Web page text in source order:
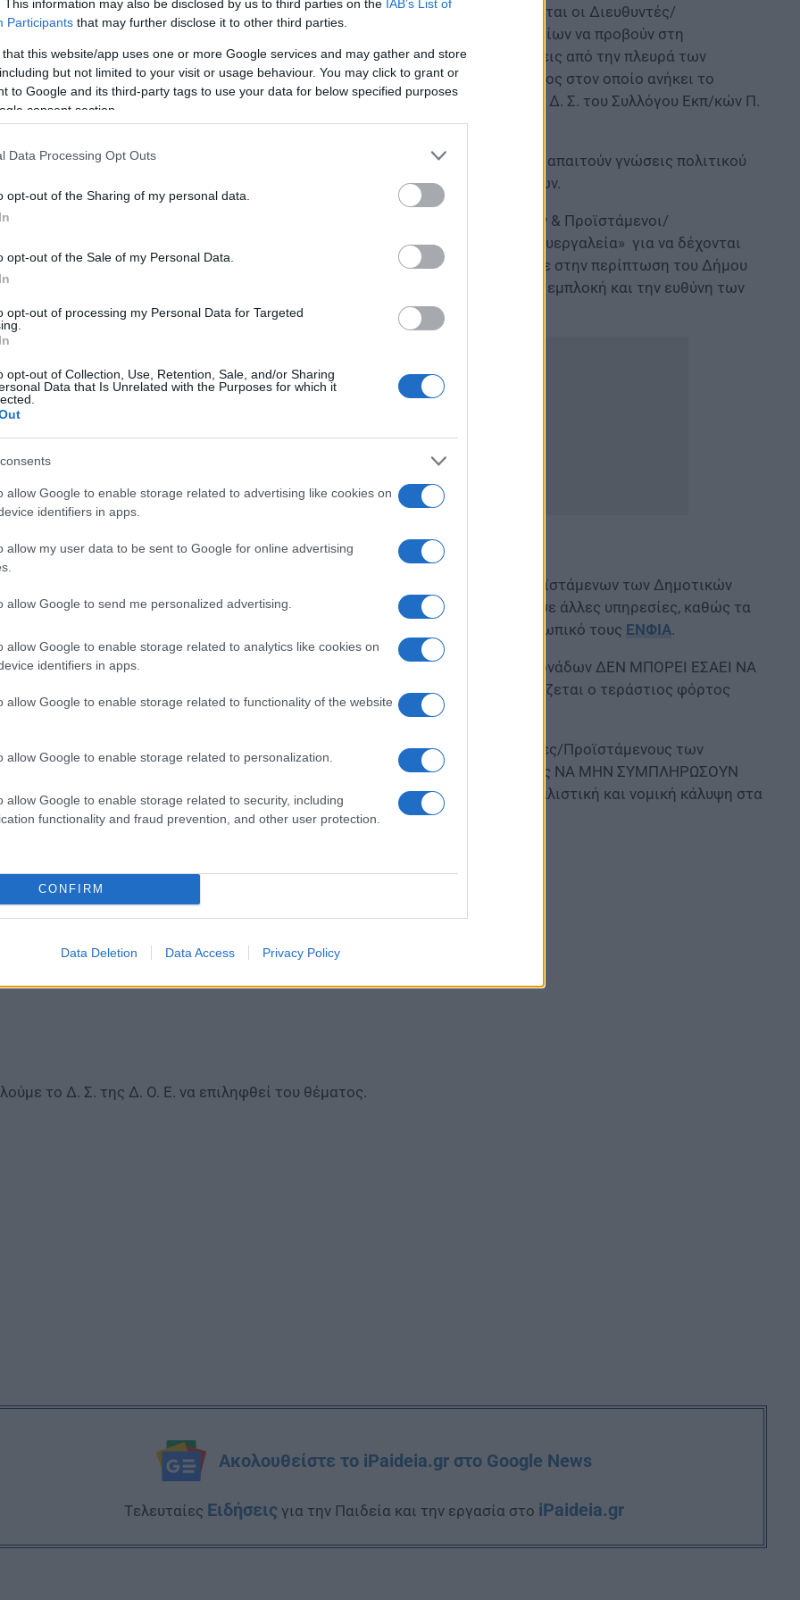
This information may also be disclosed by us to third parties on the IAB’s List of
Participants that may further disclose it to other third parties.
that this website/app uses one or more Google services and may gather and store
but not limited to your visit or usage behaviour. You may click to grant or
to Google and its third-party tags to use your data for below specified purposes
consent section.
Data Processing Opt Outs
opt-out of the Sharing of my personal data.
opt-out of the Sale of my Personal Data.
opt-out of processing my Personal Data for Targeted
opt-out of Collection, Use, Retention, Sale, and/or Sharing
Data that Is Unrelated with the Purposes for which it
allow Google to enable storage related to advertising like cookies on
identifiers in apps.
allow my user data to be sent to Google for online advertising
allow Google to send me personalized advertising.
allow Google to enable storage related to analytics like cookies on
identifiers in apps.
allow Google to enable storage related to functionality of the website
allow Google to enable storage related to personalization.
allow Google to enable storage related to security, including
functionality and fraud prevention, and other user protection.
CONFIRM
Data Deletion Data Access Privacy Policy
άτομα με αναπηρία και εμποδιζόμενα άτομα», σύμφωνα με την οποία καλούνται οι Διευθυντές/
& Προϊστάμενοι/Προϊστάμενες Δημοτικών Σχολείων & Νηπιαγωγείων να προβούν στη
της, χωρίς να ερωτηθούν αν αποδέχονται ανώνυμες εξουσιοδοτήσεις από την πλευρά των
των Δήμων για εργασίες τις οποίες οφείλει να εκτελέσει ο κάθε Δήμος στον οποίο ανήκει το
συγκρότημα (κτήριο) που αποτελεί έδρα της κάθε σχολικής μονάδας, το Δ. Σ. του Συλλόγου Εκπ/κών Π.
αποφασίζει:
στοιχεία που ζητούνται για την συμπλήρωση της ψηφιακής πλατφόρμας απαιτούν γνώσεις πολιτικού
και η καταγραφή τους αποτελεί αποκλειστική αρμοδιότητα των Δήμων.
εκπαιδευτικοί και οι Διευθυντές/Διευθύντριες των Δημοτικών Σχολείων & Προϊστάμενοι/
των Νηπιαγωγείων ΔΕΝ ΕΙΝΑΙ ΔΗΜΟΤΙΚΟΙ ΥΠΑΛΛΗΛΟΙ ούτε «πολυεργαλεία» για να δέχονται
από τους Δήμους και πιέσεις για ανώνυμες εξουσιοδοτήσεις, όπως έγινε στην περίπτωση του Δήμου
προκειμένου να καταγραφούν τα στοιχεία που ζητούνται χωρίς την εμπλοκή και την ευθύνη των
στους οποίους ανήκουν πλέον τα κτήρια των ΔημόσιωνΣχολείων
Οι προσωπικοί κωδικοί στο taxis-net των Διευθυντών/Διευθυντριών & Προϊστάμενων των Δημοτικών
και Νηπιαγωγείων δεν μπορούν να διαμοιράζονται στους Δήμους και σε άλλες υπηρεσίες, καθώς τα
των Δημοτικών σχολείων και νηπιαγωγείων δεν αναφέρονται στον προσωπικό τους ΕΝΦΙΑ.
αρμοδιότητες των Δήμων, σε ό, τι αφορά τη λειτουργία των σχολικών μονάδων ΔΕΝ ΜΠΟΡΕΙ ΕΣΑΕΙ ΝΑ
ΣΤΙΣ/ΣΤΟΥΣ ΕΚΠ/ΚΟΥΣ των Δημόσιων Σχολείων χωρίς να υπολογίζεται ο τεράστιος φόρτος
που έχει πέσει στις πλάτες των εκπ/κών.
όλα τα παραπάνω καλούμε τις/τους Διευθύντριες/Διευθυντές & Προϊστάμενες/Προϊστάμενους των
Σχολείων και Νηπιαγωγείων της περιοχής ευθύνης του συλλόγου μας ΝΑ ΜΗΝ ΣΥΜΠΛΗΡΩΣΟΥΝ
ΑΠΟΛΥΤΩΣ στην συγκεκριμένη πλατφόρμα και παρέχουμε πλήρη συνδικαλιστική και νομική κάλυψη στα
του σωματείου μας γι’ αυτό το θέμα.
το Δ. Σ. της Δ. Ο. Ε. να επιληφθεί του θέματος.
Ακολουθείστε το iPaideia.gr στο Google News
Tελευταίες Ειδήσεις για την Παιδεία και την εργασία στο iPaideia.gr